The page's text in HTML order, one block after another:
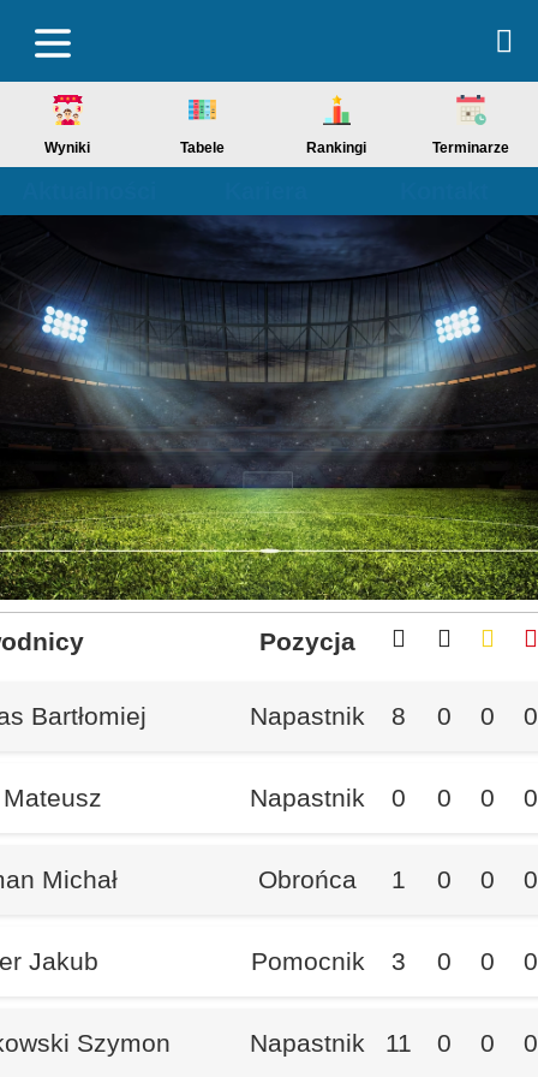
Wyniki Tabele Rankingi Terminarze
Pozycja
Bartłomiej Napastnik 8 0 0 0
Napastnik 0 0 0 0
Michał Obrońca 1 0 0 0
Jakub Pomocnik 3 0 0 0
Szymon Napastnik 11 0 0 0